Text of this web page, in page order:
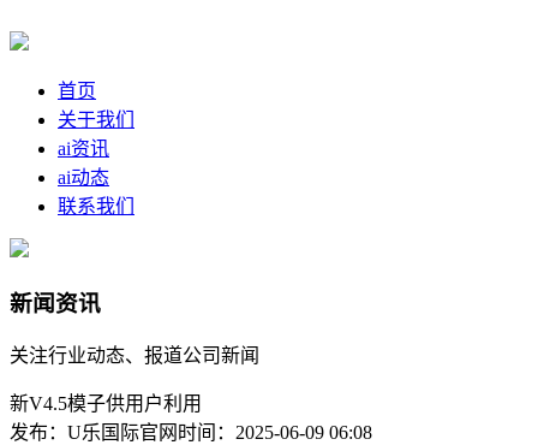
首页
关于我们
ai资讯
ai动态
联系我们
新闻资讯
关注行业动态、报道公司新闻
新V4.5模子供用户利用
发布：U乐国际官网 时间：2025-06-09 06:08